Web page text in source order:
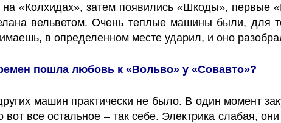
на «Колхидах», затем появились «Шкоды», первые
вельветом. Очень теплые машины были, для
в определенном месте ударил, и оно
пошла любовь к «Вольво» у «Совавто»?
машин практически не было. В один момент
вот все остальное – так себе. Электрика слабая,